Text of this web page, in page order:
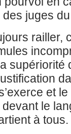
juges
railler,
supériorité
et
le
à tous.